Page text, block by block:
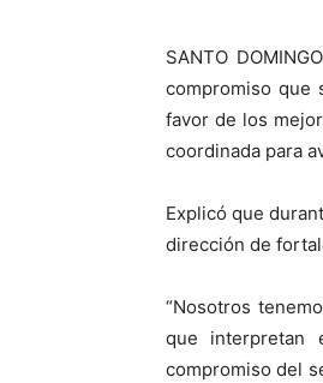
SANTO
compromiso que
favor de los
coordinada para
Explicó que
dirección de
“Nosotros
que interpretan
compromiso del